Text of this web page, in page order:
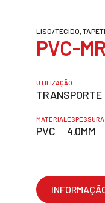
LISO/TECIDO,
PVC-
UTILIZAÇÃO
TRANSPORTE
MATERIAL
PVC 4.0MM